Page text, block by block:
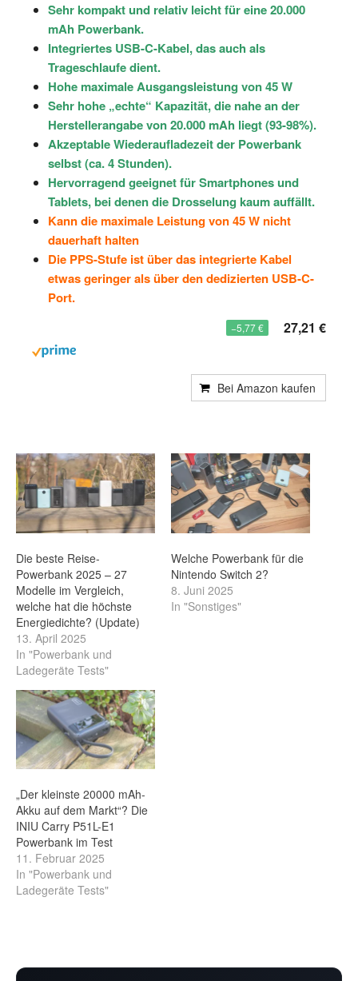
Sehr kompakt und relativ leicht für eine 20.000
mAh Powerbank.
Integriertes USB-C-Kabel, das auch als
Trageschlaufe dient.
Hohe maximale Ausgangsleistung von 45 W
Sehr hohe „echte“ Kapazität, die nahe an der
Herstellerangabe von 20.000 mAh liegt (93-98%).
Akzeptable Wiederaufladezeit der Powerbank
selbst (ca. 4 Stunden).
Hervorragend geeignet für Smartphones und
Tablets, bei denen die Drosselung kaum auffällt.
Kann die maximale Leistung von 45 W nicht
dauerhaft halten
Die PPS-Stufe ist über das integrierte Kabel
etwas geringer als über den dedizierten USB-C-
Port.
−5,77 € 27,21 €
Bei Amazon kaufen
Die beste Reise-
Powerbank 2025 – 27
Modelle im Vergleich,
welche hat die höchste
Energiedichte? (Update)
13. April 2025
In "Powerbank und
Ladegeräte Tests"
Welche Powerbank für die
Nintendo Switch 2?
8. Juni 2025
In "Sonstiges"
„Der kleinste 20000 mAh-
Akku auf dem Markt“? Die
INIU Carry P51L-E1
Powerbank im Test
11. Februar 2025
In "Powerbank und
Ladegeräte Tests"